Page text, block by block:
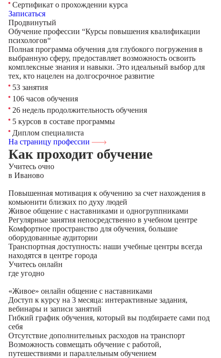
Сертификат о прохождении курса
Записаться
Продвинутый
Обучение профессии “Курсы повышения квалификации
психологов“
Полная программа обучения для глубокого погружения в
выбранную сферу, предоставляет возможность освоить
комплексные знания и навыки. Это идеальный выбор для
тех, кто нацелен на долгосрочное развитие
53 занятия
106 часов обучения
26 недель продолжительность обучения
5 курсов в составе программы
Диплом специалиста
На страницу профессии
Как проходит обучение
Учитесь очно
в Иваново
Повышенная мотивация к обучению за счет нахождения в
комьюнити близких по духу людей
Живое общение с наставниками и одногруппниками
Регулярные занятия непосредственно в учебном центре
Комфортное пространство для обучения, большие
оборудованные аудитории
Транспортная доступность: наши учебные центры всегда
находятся в центре города
Учитесь онлайн
где угодно
«Живое» онлайн общение с наставниками
Доступ к курсу на 3 месяца: интерактивные задания,
вебинары и записи занятий
Гибкий график обучения, который вы подбираете сами под
себя
Отсутствие дополнительных расходов на транспорт
Возможность совмещать обучение с работой,
путешествиями и параллельным обучением